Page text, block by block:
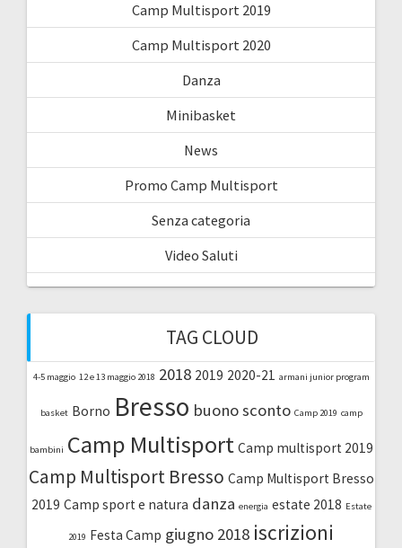
Camp Multisport 2019
Camp Multisport 2020
Danza
Minibasket
News
Promo Camp Multisport
Senza categoria
Video Saluti
TAG CLOUD
4-5 maggio 12 e 13 maggio 2018 2018 2019 2020-21 armani junior program
basket Borno Bresso buono sconto Camp 2019 camp
bambini Camp Multisport Camp multisport 2019
Camp Multisport Bresso Camp Multisport Bresso
2019 Camp sport e natura danza energia estate 2018 Estate
2019 Festa Camp giugno 2018 iscrizioni